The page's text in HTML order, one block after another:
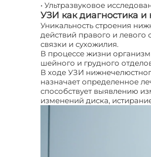
• Ультразвуковое
УЗИ как диагностика и
Уникальность строения
действий правого и
связки и сухожилия.
В процессе жизни
шейного и грудного
В ходе УЗИ
назначает определенное
способствует выявлению
изменений диска,